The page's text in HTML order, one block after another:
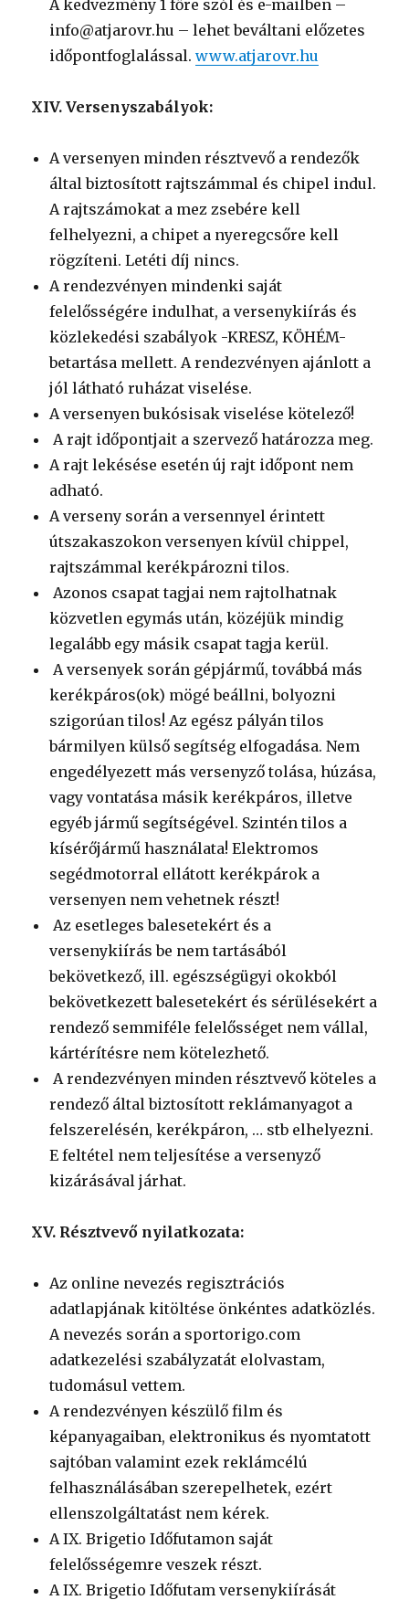
A kedvezmény 1 főre szól és e-mailben –
info@atjarovr.hu – lehet beváltani előzetes
időpontfoglalással.www.atjarovr.hu
XIV. Versenyszabályok:
A versenyen minden résztvevő a rendezők
által biztosított rajtszámmal és chipel indul.
A rajtszámokat a mez zsebére kell
felhelyezni, a chipet a nyeregcsőre kell
rögzíteni. Letéti díj nincs.
A rendezvényen mindenki saját
felelősségére indulhat, a versenykiírás és
közlekedési szabályok -KRESZ, KÖHÉM-
betartása mellett. A rendezvényen ajánlott a
jól látható ruházat viselése.
A versenyen bukósisak viselése kötelező!
A rajt időpontjait a szervező határozza meg.
A rajt lekésése esetén új rajt időpont nem
adható.
A verseny során a versennyel érintett
útszakaszokon versenyen kívül chippel,
rajtszámmal kerékpározni tilos.
Azonos csapat tagjai nem rajtolhatnak
közvetlen egymás után, közéjük mindig
legalább egy másik csapat tagja kerül.
A versenyek során gépjármű, továbbá más
kerékpáros(ok) mögé beállni, bolyozni
szigorúan tilos! Az egész pályán tilos
bármilyen külső segítség elfogadása. Nem
engedélyezett más versenyző tolása, húzása,
vagy vontatása másik kerékpáros, illetve
egyéb jármű segítségével. Szintén tilos a
kísérőjármű használata! Elektromos
segédmotorral ellátott kerékpárok a
versenyen nem vehetnek részt!
Az esetleges balesetekért és a
versenykiírás be nem tartásából
bekövetkező, ill. egészségügyi okokból
bekövetkezett balesetekért és sérülésekért a
rendező semmiféle felelősséget nem vállal,
kártérítésre nem kötelezhető.
A rendezvényen minden résztvevő köteles a
rendező által biztosított reklámanyagot a
felszerelésén, kerékpáron, … stb elhelyezni.
E feltétel nem teljesítése a versenyző
kizárásával járhat.
XV. Résztvevő nyilatkozata:
Az online nevezés regisztrációs
adatlapjának kitöltése önkéntes adatközlés.
A nevezés során a sportorigo.com
adatkezelési szabályzatát elolvastam,
tudomásul vettem.
A rendezvényen készülő film és
képanyagaiban, elektronikus és nyomtatott
sajtóban valamint ezek reklámcélú
felhasználásában szerepelhetek, ezért
ellenszolgáltatást nem kérek.
A IX. Brigetio Időfutamon saját
felelősségemre veszek részt.
A IX. Brigetio Időfutam versenykiírását